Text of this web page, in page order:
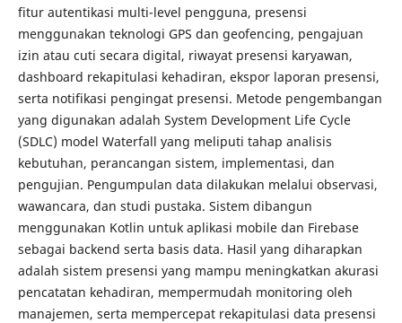
fitur autentikasi multi-level pengguna, presensi
menggunakan teknologi GPS dan geofencing, pengajuan
izin atau cuti secara digital, riwayat presensi karyawan,
dashboard rekapitulasi kehadiran, ekspor laporan presensi,
serta notifikasi pengingat presensi. Metode pengembangan
yang digunakan adalah System Development Life Cycle
(SDLC) model Waterfall yang meliputi tahap analisis
kebutuhan, perancangan sistem, implementasi, dan
pengujian. Pengumpulan data dilakukan melalui observasi,
wawancara, dan studi pustaka. Sistem dibangun
menggunakan Kotlin untuk aplikasi mobile dan Firebase
sebagai backend serta basis data. Hasil yang diharapkan
adalah sistem presensi yang mampu meningkatkan akurasi
pencatatan kehadiran, mempermudah monitoring oleh
manajemen, serta mempercepat rekapitulasi data presensi